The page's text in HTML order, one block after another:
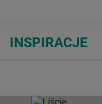
INSPIRACJE